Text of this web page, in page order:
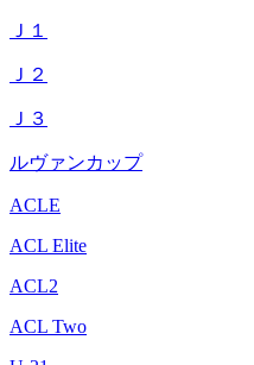
Ｊ１
Ｊ２
Ｊ３
ルヴァンカップ
ACLE
ACL Elite
ACL2
ACL Two